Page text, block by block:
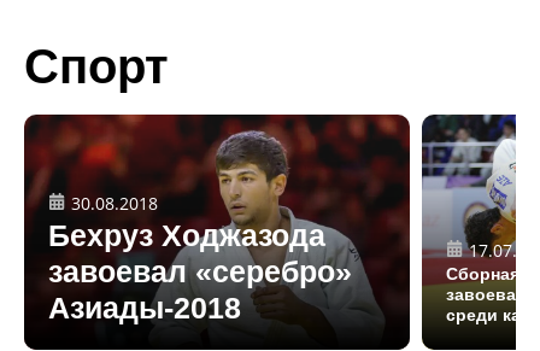
Спорт
30.08.2018
Бехруз Ходжазода
завоевал «серебро»
Азиады-2018
Сборная
среди